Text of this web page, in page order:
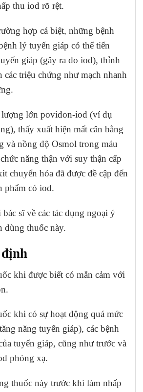
thu iod rõ rệt.
hợp cá biệt, những bệnh
lý tuyến giáp có thể tiến
giáp (gây ra do iod), thỉnh
các triệu chứng như mạch nhanh
lượng lớn povidon-iod (ví dụ
thấy xuất hiện mất cân bằng
và nồng độ Osmol trong máu
năng thận với suy thận cấp
chuyển hóa đã được đề cập đến
phẩm có iod.
sĩ về các tác dụng ngoại ý
dùng thuốc này.
khi được biết có mẫn cảm với
khi có sự hoạt động quá mức
năng tuyến giáp), các bệnh
tuyến giáp, cũng như trước và
phóng xạ.
thuốc này trước khi làm nhấp